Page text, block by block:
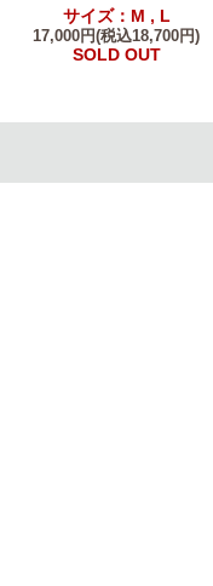
サイズ：M , L
17,000円(税込18,700円)
SOLD OUT